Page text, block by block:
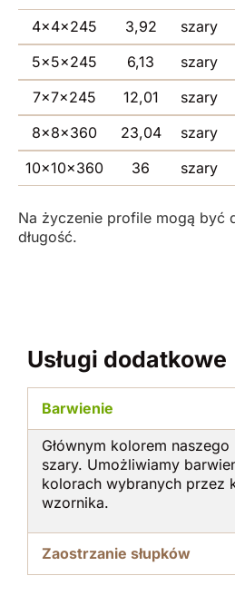
4x4x245 3,92 szary
5x5x245
6,13 szary
7x7x245
12,01 szary
8x8x360
23,04 szary
10x10x360
36 szary
Na życzenie profile mogą być
długość.
Usługi dodatkowe
Barwienie
Głównym kolorem
szary. Umożliwiamy
kolorach wybranych przez
wzornika.
Zaostrzanie słupków